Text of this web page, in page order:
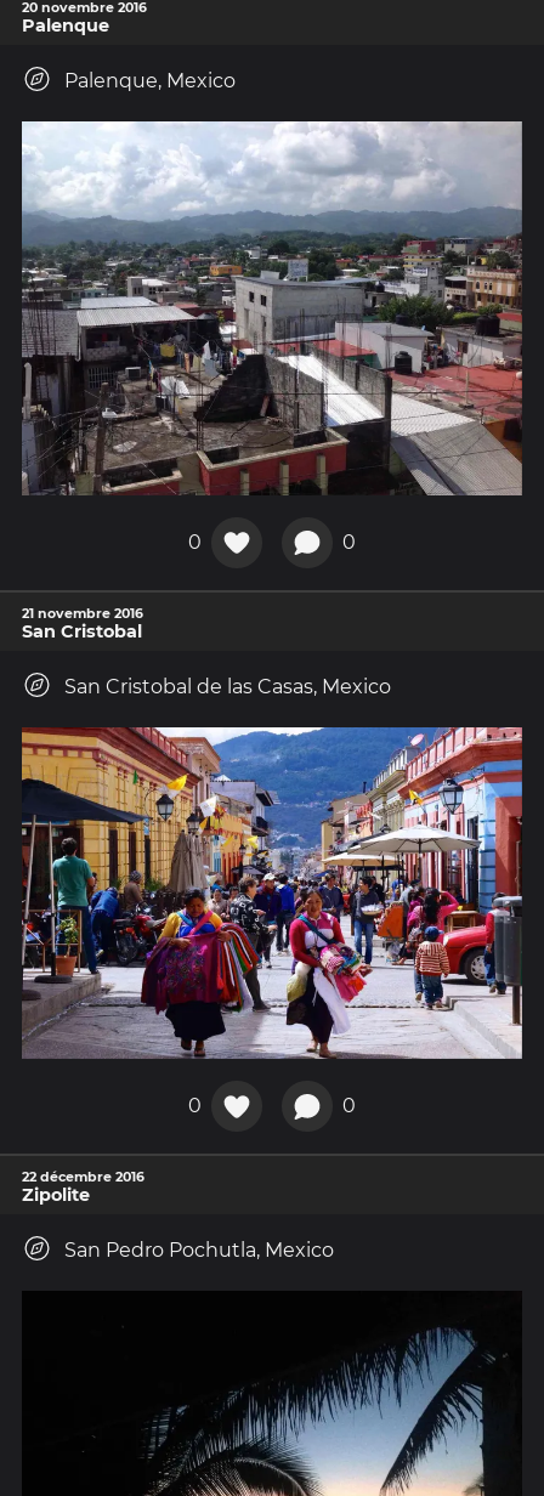
20 novembre 2016
Palenque
Palenque, Mexico
0 0
21 novembre 2016
San Cristobal
San Cristobal de las Casas, Mexico
0 0
22 décembre 2016
Zipolite
San Pedro Pochutla, Mexico